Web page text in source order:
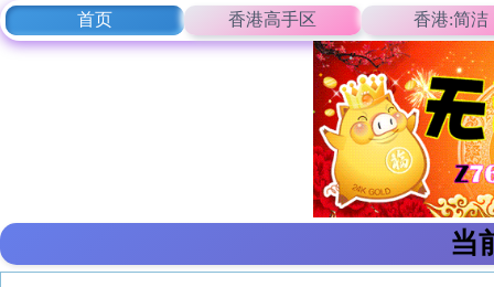
首页 香港高手区 香港:简洁
当